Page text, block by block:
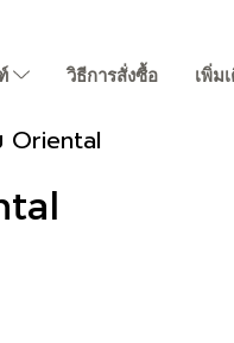
วิธีการสั่งซื้อ เพิ่ม
Oriental